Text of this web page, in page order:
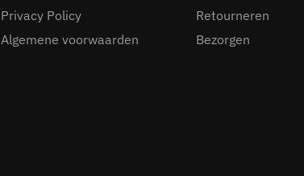
Privacy Policy
Algemene voorwaarden
Retourneren
Bezorgen